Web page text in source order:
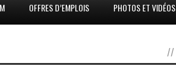
OFFRES D’EMPLOIS PHOTOS ET VIDÉOS
//